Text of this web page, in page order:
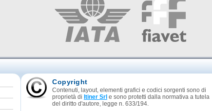
Copyright
Contenuti, layout, elementi grafici e codici sorgenti sono di
proprietà di Itiner Srl e sono protetti dalla normativa a tutela
del diritto d'autore, legge n. 633/194.